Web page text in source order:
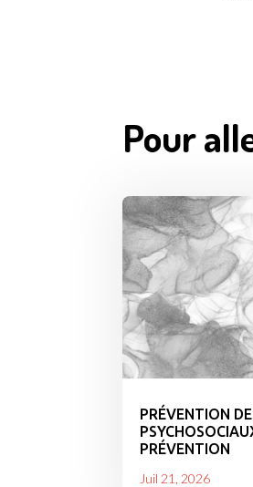
Pour
PRÉVENTION
PRÉVENTION
Juil 21, 2026